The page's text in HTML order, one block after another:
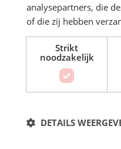
analysepartners, die
of die zij hebben
Strikt
noodzakelijk
DETAILS